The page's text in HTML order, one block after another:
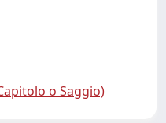
o Saggio)